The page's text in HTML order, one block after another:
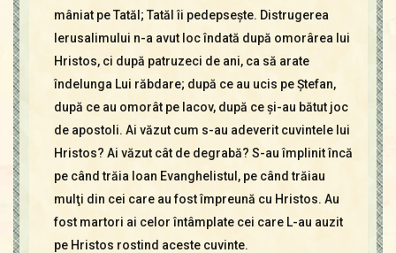
mâniat pe Tatăl; Tatăl îi pedepseşte. Distrugerea
Ierusalimului n-a avut loc îndată după omorârea lui
Hristos, ci după patruzeci de ani, ca să arate
îndelunga Lui răbdare; după ce au ucis pe Ştefan,
după ce au omorât pe Iacov, după ce şi-au bătut joc
de apostoli. Ai văzut cum s-au adeverit cuvintele lui
Hristos? Ai văzut cât de degrabă? S-au împlinit încă
pe când trăia Ioan Evanghelistul, pe când trăiau
mulţi din cei care au fost împreună cu Hristos. Au
fost martori ai celor întâmplate cei care L-au auzit
pe Hristos rostind aceste cuvinte.